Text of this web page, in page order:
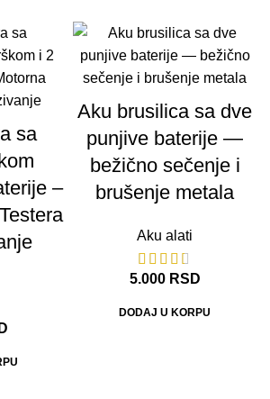
sa
–
Aku brusilica sa dve
punjive baterije —
bežično sečenje i
brušenje metala
Aku alati
5.000 RSD
DODAJ U KORPU